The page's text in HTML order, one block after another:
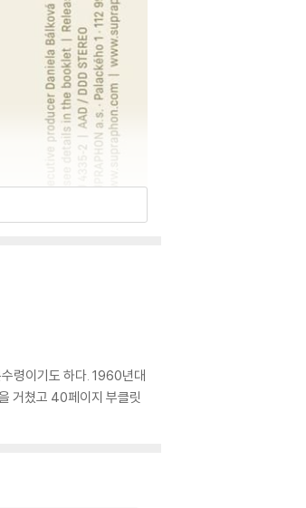
령이기도 하다. 1960년대
거쳤고 40페이지 부클릿